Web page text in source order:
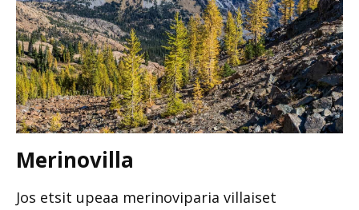
Merinovilla
Jos etsit upeaa merinoviparia villaiset